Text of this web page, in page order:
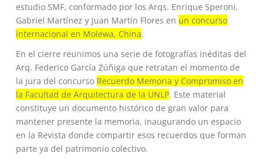
estudio SMF, conformado por los Arqs. Enrique Speroni,
Gabriel Martínez y Juan Martín Flores en un concurso
internacional en Molewa, China.
En el cierre reunimos una serie de fotografías inéditas del
Arq. Federico García Zúñiga que retratan el momento de
la jura del concurso Recuerdo Memoria y Compromiso en
la Facultad de Arquitectura de la UNLP. Este material
constituye un documento histórico de gran valor para
mantener presente la memoria, inaugurando un espacio
en la Revista donde compartir esos recuerdos que forman
parte ya del patrimonio colectivo.